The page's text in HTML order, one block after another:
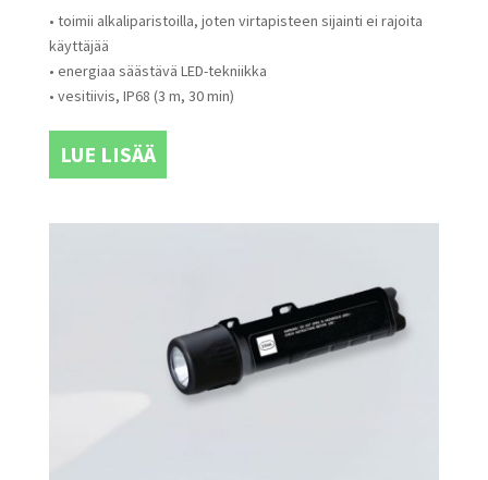
• toimii alkaliparistoilla, joten virtapisteen sijainti ei rajoita
käyttäjää
• energiaa säästävä LED-tekniikka
• vesitiivis, IP68 (3 m, 30 min)
LUE LISÄÄ